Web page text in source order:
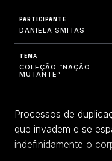
PARTICIPANTE
DANIELA SMITAS
TEMA
COLEÇÃO “NAÇÃO
MUTANTE”
Processos de
que invadem e se
indefinidamente o